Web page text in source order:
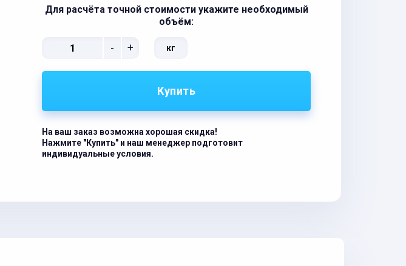
Для расчёта точной стоимости укажите необходимый
объём:
- + кг
Купить
На ваш заказ возможна хорошая скидка!
Нажмите "Купить" и наш менеджер подготовит
индивидуальные условия.